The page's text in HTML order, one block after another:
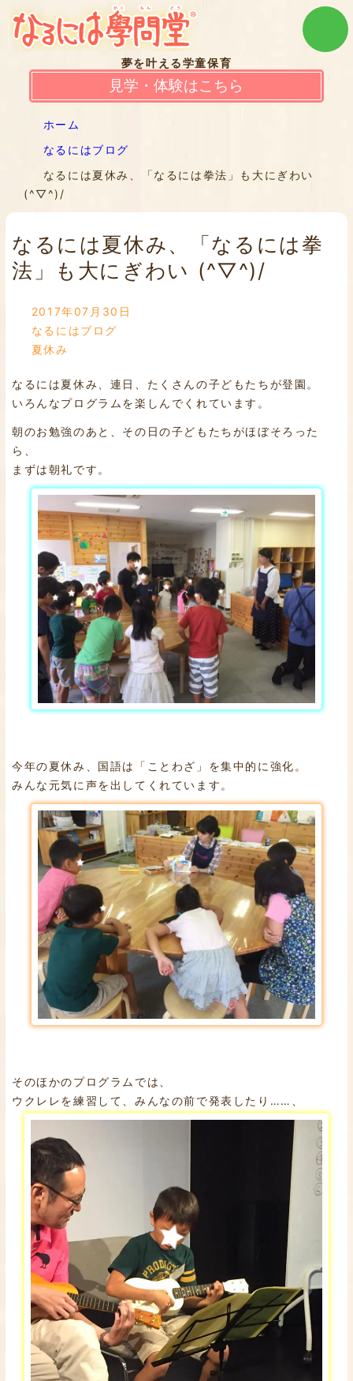
夢を叶える学童保育
見学・体験はこちら
ホーム
なるにはブログ
なるには夏休み、「なるには拳法」も大にぎわい
(^▽^)/
なるには夏休み、「なるには拳
法」も大にぎわい (^▽^)/
2017年07月30日
なるにはブログ
夏休み
なるには夏休み、連日、たくさんの子どもたちが登園。
いろんなプログラムを楽しんでくれています。
朝のお勉強のあと、その日の子どもたちがほぼそろった
ら、
まずは朝礼です。
今年の夏休み、国語は「ことわざ」を集中的に強化。
みんな元気に声を出してくれています。
そのほかのプログラムでは、
ウクレレを練習して、みんなの前で発表したり……、